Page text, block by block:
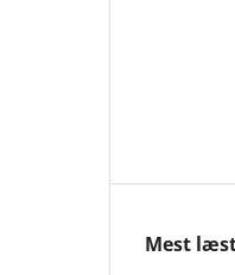
Mest